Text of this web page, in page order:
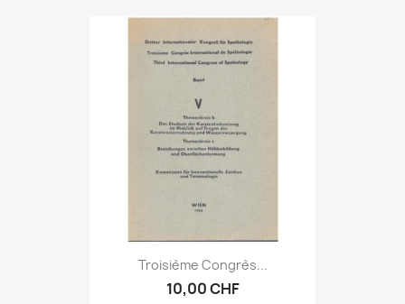
Troisième Congrès...
10,00 CHF